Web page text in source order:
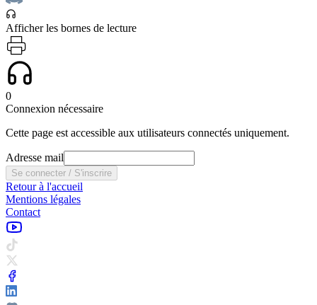
Afficher les bornes de lecture
0
Connexion nécessaire
Cette page est accessible aux utilisateurs connectés uniquement.
Adresse mail
Se connecter / S'inscrire
Retour à l'accueil
Mentions légales
Contact